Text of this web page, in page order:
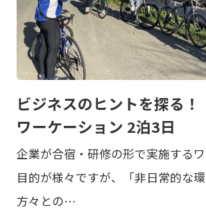
ビジネスのヒントを探る
ワーケーション 2泊3日
企業が合宿・研修の形で実施する
目的が様々ですが、「非日常的な
方々との…